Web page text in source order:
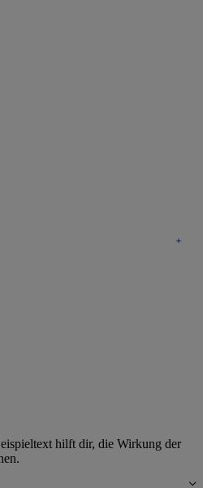
hilft dir, die Wirkung der